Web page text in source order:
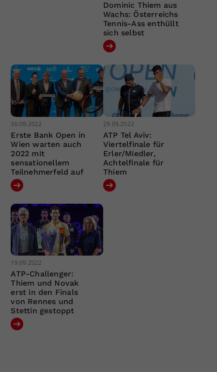
Dominic Thiem aus
Wachs: Österreichs
Tennis-Ass enthüllt
sich selbst
30.09.2022
Erste Bank Open in
Wien warten auch
2022 mit
sensationellem
Teilnehmerfeld auf
29.09.2022
ATP Tel Aviv:
Viertelfinale für
Erler/Miedler,
Achtelfinale für
Thiem
19.09.2022
ATP-Challenger:
Thiem und Novak
erst in den Finals
von Rennes und
Stettin gestoppt